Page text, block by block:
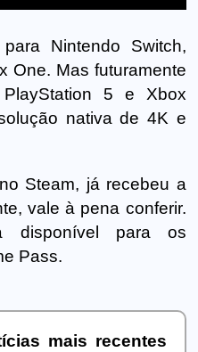
Nintendo Switch,
One. Mas futuramente
5 e Xbox
nativa de 4K e
Steam, já recebeu a
vale à pena conferir.
disponível para os
Pass.
mais recentes